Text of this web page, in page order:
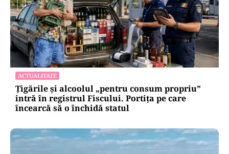
ACTUALITATE
Țigările și alcoolul „pentru consum propriu”
intră în registrul Fiscului. Portița pe care
încearcă să o închidă statul